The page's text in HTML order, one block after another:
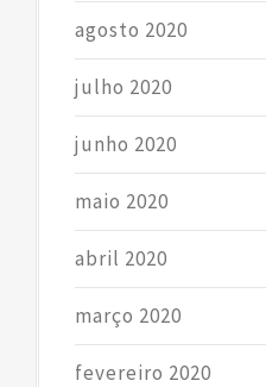
agosto 2020
julho 2020
junho 2020
maio 2020
abril 2020
março 2020
fevereiro 2020